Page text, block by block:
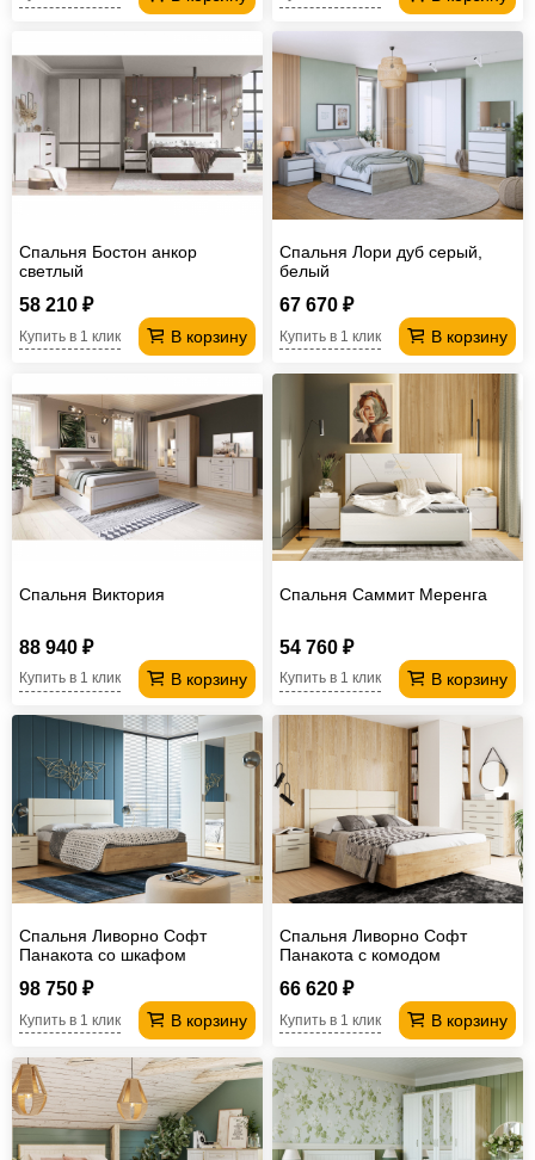
Спальня Бостон анкор
светлый
58 210 ₽
В корзину
Купить в 1 клик
Спальня Лори дуб серый,
белый
67 670 ₽
В корзину
Купить в 1 клик
Спальня Виктория
88 940 ₽
В корзину
Купить в 1 клик
Спальня Саммит Меренга
54 760 ₽
В корзину
Купить в 1 клик
Спальня Ливорно Софт
Панакота со шкафом
98 750 ₽
В корзину
Купить в 1 клик
Спальня Ливорно Софт
Панакота с комодом
66 620 ₽
В корзину
Купить в 1 клик